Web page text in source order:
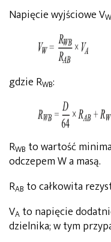
Napięcie wyjściowe VW
gdzie RWB:
RWB to wartość
odczepem W a masą.
RAB to całkowita
VA to napięcie
dzielnika; w tym